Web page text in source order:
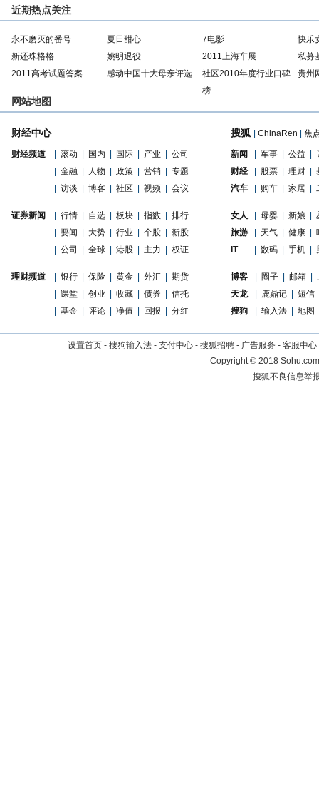
近期热点关注
永不磨灭的番号 夏日甜心 7电影
快乐
新还珠格格
姚明退役 2011上海车展
私募
2011高考试题答案
感动中国十大母亲评选
社区2010年度行业口碑
榜
贵州
网站地图
财经中心
财经频道 滚动 国内 国际 产业
公司
金融 人物 政策 营销
专题
访谈 博客 社区 视频 会议
证券新闻 行情 自选 板块 指数
排行
要闻 大势 行业 个股
新股
公司 全球 港股 主力 权证
理财频道 银行 保险 黄金 外汇
期货
课堂 创业 收藏 债券
信托
基金 评论 净值 回报 分红
搜狐 ChinaRen 焦
新闻 军事 公益
财经
股票 理财
汽车
购车 家居
女人 母婴 新娘
旅游
天气 健康
IT
数码 手机
博客 圈子 邮箱
天龙
鹿鼎记
短信
搜狗
输入法 地图
设置首页 - 搜狗输入法 - 支付中心 - 搜狐招聘 - 广告服务 - 客服中心
Copyright©2018
搜狐不良信息举